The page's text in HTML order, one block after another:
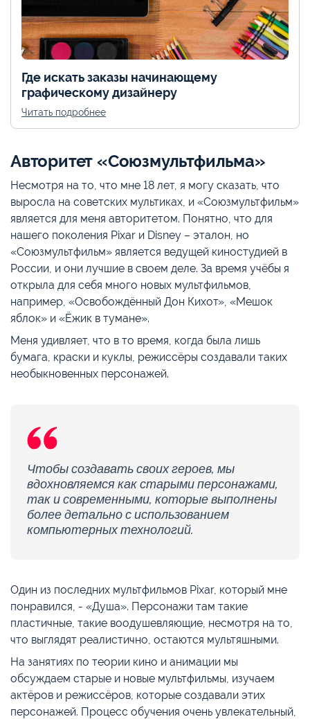
Где искать заказы начинающему
графическому дизайнеру
Читать подробнее
Авторитет «Союзмультфильма»
Несмотря на то, что мне 18 лет, я могу сказать, что
выросла на советских мультиках, и «Союзмультфильм»
является для меня авторитетом. Понятно, что для
нашего поколения Pixar и Disney – эталон, но
«Союзмультфильм» является ведущей киностудией в
России, и они лучшие в своем деле. За время учёбы я
открыла для себя много новых мультфильмов,
например, «Освобождённый Дон Кихот», «Мешок
яблок» и «Ёжик в тумане».
Меня удивляет, что в то время, когда была лишь
бумага, краски и куклы, режиссёры создавали таких
необыкновенных персонажей.
Чтобы создавать своих героев, мы
вдохновляемся как старыми персонажами,
так и современными, которые выполнены
более детально с использованием
компьютерных технологий.
Один из последних мультфильмов Pixar, который мне
понравился, - «Душа». Персонажи там такие
пластичные, такие воодушевляющие, несмотря на то,
что выглядят реалистично, остаются мультяшными.
На занятиях по теории кино и анимации мы
обсуждаем старые и новые мультфильмы, изучаем
актёров и режиссёров, которые создавали этих
персонажей. Процесс обучения очень увлекательный,